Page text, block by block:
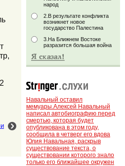
народ
2.В результате конфликта
возникнет новое
государство Палестина
3.На Ближнем Востоке
разразится большая война
Навальный оставил
мемуары.Алексей Навальный
написал автобиографию перед
смертью, которая будет
опубликована в этом году,
сообщила в четверг его вдова
Юлия Навальная, раскрыв
существование текста, о
существовании которого знало
только его ближайшее окружен